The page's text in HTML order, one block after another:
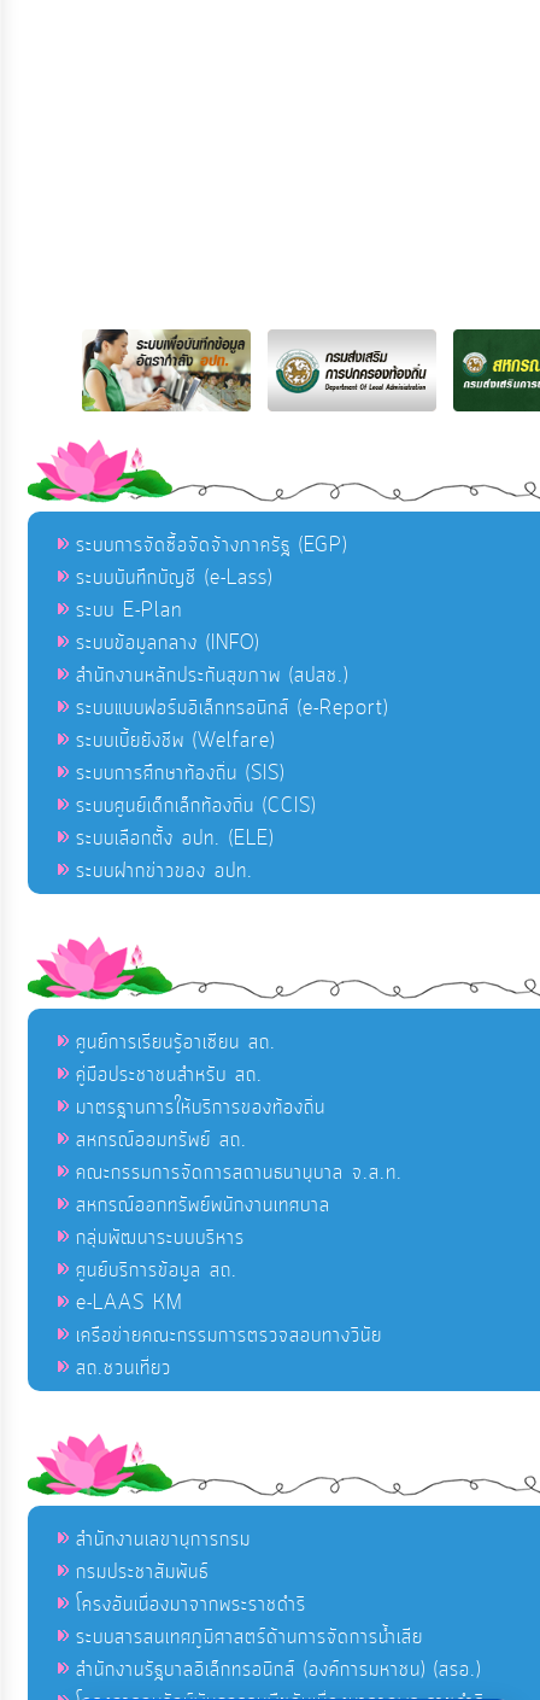
ระบบการจัดซื้อจัดจ้างภาครัฐ (EGP)
ระบบบันทึกบัญชี (e-Lass)
ระบบ E-Plan
ระบบข้อมูลกลาง (INFO)
สำนักงานหลักประกันสุขภาพ (สปสช.)
ระบบแบบฟอร์มอิเล็กทรอนิกส์ (e-Report)
ระบบเบี้ยยังชีพ (Welfare)
ระบบการศึกษาท้องถิ่น (SIS)
ระบบศูนย์เด็กเล็กท้องถิ่น (CCIS)
ระบบเลือกตั้ง อปท. (ELE)
ระบบฝากข่าวของ อปท.
ศูนย์การเรียนรู้อาเซียน สถ.
คู่มือประชาชนสำหรับ สถ.
มาตรฐานการให้บริการของท้องถิ่น
สหกรณ์ออมทรัพย์ สถ.
คณะกรรมการจัดการสถานธนานุบาล จ.ส.ท.
สหกรณ์ออกทรัพย์พนักงานเทศบาล
กลุ่มพัฒนาระบบบริหาร
ศูนย์บริการข้อมูล สถ.
e-LAAS KM
เครือข่ายคณะกรรมการตรวจสอบทางวินัย
สถ.ชวนเที่ยว
สำนักงานเลขานุการกรม
กรมประชาสัมพันธ์
โครงอันเนื่องมาจากพระราชดำริ
ระบบสารสนเทศภูมิศาสตร์ด้านการจัดการน้ำเสีย
สำนักงานรัฐบาลอิเล็กทรอนิกส์ (องค์การมหาชน) (สรอ.)